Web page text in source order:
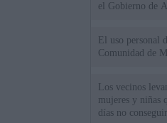
el Gobierno de
El uso personal
Comunidad de
Los vecinos
mujeres y niñas
días no